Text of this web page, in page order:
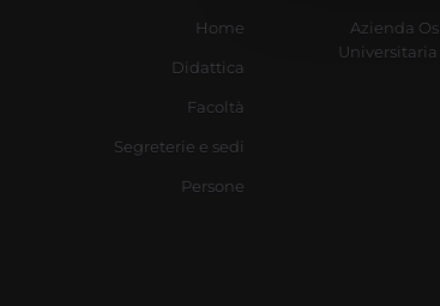
Home
Didattica
Facoltà
Segreterie e sedi
Persone
Azienda